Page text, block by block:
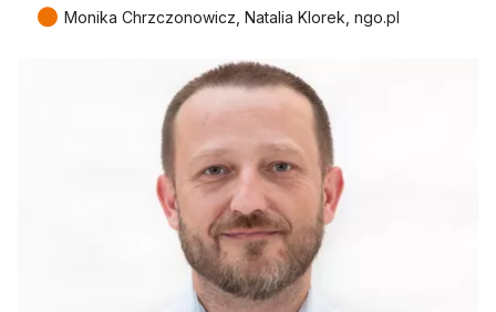
● Monika Chrzczonowicz, Natalia Klorek, ngo.pl